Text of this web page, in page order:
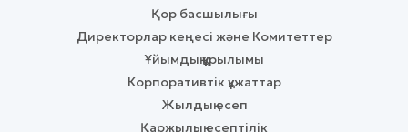
Қор басшылығы
Директорлар кеңесі және Комитеттер
Ұйымдық құрылымы
Корпоративтік құжаттар
Жылдық есеп
Қаржылық есептілік